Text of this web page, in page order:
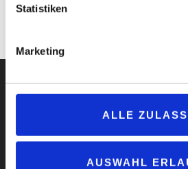
Statistiken
Marketing
ALLE
AUSWAHL
Geschäftsführer von Sprint Tank.
Impressum
Datenschutzerklärung